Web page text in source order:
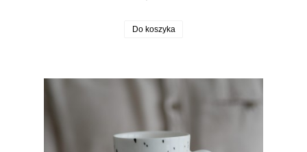
Do koszyka